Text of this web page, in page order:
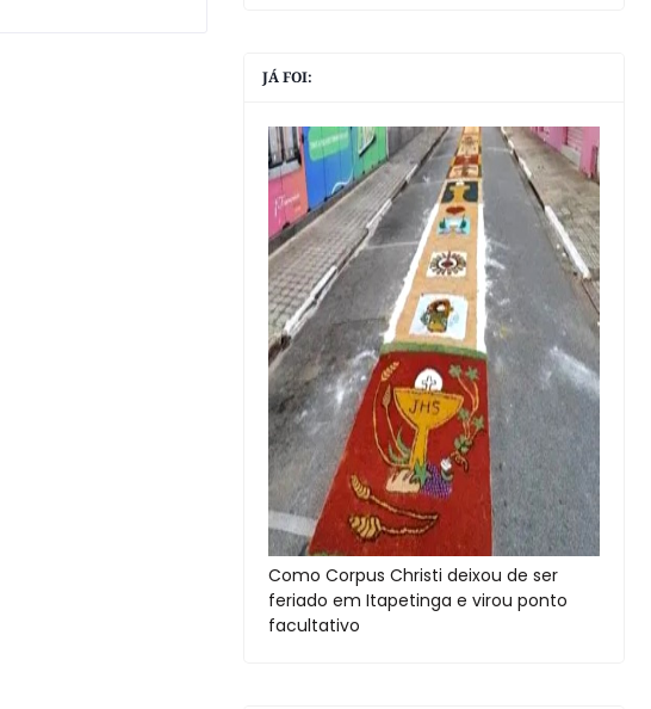
JÁ FOI:
Como Corpus Christi deixou de ser
feriado em Itapetinga e virou ponto
facultativo